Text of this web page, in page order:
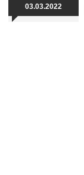
03.03.2022